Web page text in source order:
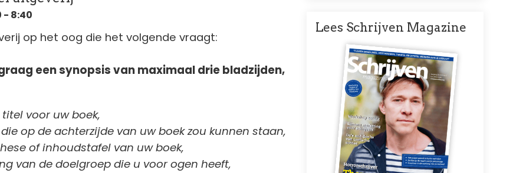
- 8:40
op het oog die het volgende vraagt:
een synopsis van maximaal drie bladzijden,
voor uw boek,
die op de achterzijde van uw boek zou kunnen staan,
of inhoudstafel van uw boek,
van de doelgroep die u voor ogen heeft,
Lees Schrijven Magazine
Afbeelding